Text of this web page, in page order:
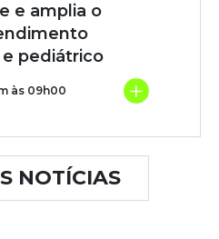
e amplia o
pediátrico
às 09h00 +
NOTÍCIAS